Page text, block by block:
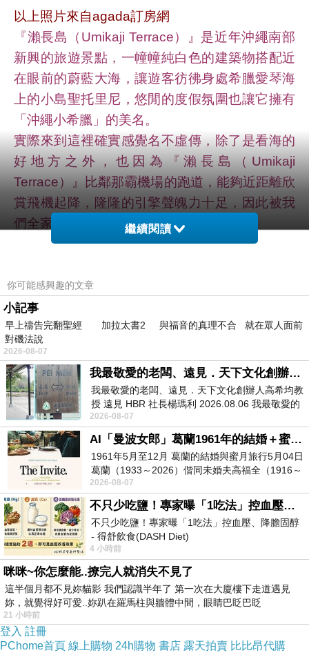
以上照片來自agada訂房網
『瀨長島（Umikaji Terrace）』是近年沖繩南部
新興的旅遊景點，一幢幢純白色的建築物搭配近
在眼前的蔚藍大海，讓遊客彷彿身處希臘愛琴海
上的小島聖托里尼，悠閒的度假氛圍也讓它擁有
「沖繩小希臘」的美名。
實際來到這裡確實感覺名不虛傳，除了是看海的
好地方之外，也因為『瀨長島（Umikaji
Terrace）』比鄰那霸機場的跑道，能夠近距離欣
賞飛機起降，隆隆的引擎聲魄力十足，因此被我
們全家列入此次沖繩之旅最愛景點前三名。
『瀨長島（Umikaji Terrace）』商場內的美食不
PANCAKE）】。我們當天搶在一早開店前就來
排隊，雖然現做的鬆餅要等上一會兒，但等待絕
對值得，入口的蓬鬆感與奶香味，讓人驚艷無
比，一股幸福感油然而生。
瀨長島-1
沖繩本島雖然不大（面積1206.49平方公里），
南北兩端點的直線長度也只有106.6公里，約莫
是從台北到苗栗的距離而已，但北中南三地各有
不同風情，而沖繩南部最著名的景點不外乎：玉
泉洞、瀨長島、知念岬以及新原海灘。
瀨長島-2
2015年才開幕迎客的『瀨長島（Umikaji
Terrace）』，是沖繩南部近年最為熱門的新興景
點之一，美麗又典雅的純白色建築搭配四周的碧
海藍天，讓人彷彿置身於希臘愛琴海一般，因此
被遊客讚譽為「沖繩小希臘」。
繼續閱讀
你可能感興趣的文章
小記事
早上禱告完翻聖經 加拉太書2 與福音的真理不合 就在眾人面前
對磯法說
2026-08-07
我最敬愛的老闆、遠見．天下文化創辦人高希均教授
我最敬愛的老闆、遠見．天下文化創辦人高希均教
授 遠見 HBR 社長楊瑪利 2026.08.06 我最敬愛的
老闆、遠見．天下文化創辦人高希均教
2026-08-07
AI「曼波女郎」葛蘭1961年的結婚＋蜜月旅行 #戀上老電影 #葛蘭 #粟子
1961年5月至12月 葛蘭的結婚與蜜月旅行5月04日
葛蘭（1933～2026）偕同未婚夫高福全（1916～
2004）乘郵輪赴倫敦6月15日於英國倫敦St.S
2026-08-07
不只少吃鹽！專家曝「1吃法」控血壓、降膽固醇 - 得舒飲食(DASH Diet)
不只少吃鹽！專家曝「1吃法」控血壓、降膽固醇
- 得舒飲食(DASH Diet)
https://www.facebook.com/dietitiansophia/posts/
4 小時前
咪咪~你怎麼能..撩完人就消失不見了
這半個月都不見妳貓影 我們認識半年了 第一次在大廈樓下走道遇見
妳，就覺得好可愛..妳趴在羅馬柱與牆體中間，眼睛巴眨巴眨
21 小時前
登入 註冊
PChome首頁 線上購物 24h購物 書店 露天拍賣 比比昂代購